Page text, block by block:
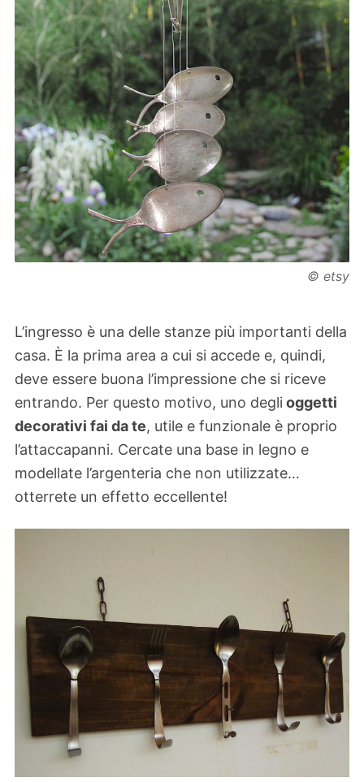
© etsy
L’ingresso è una delle stanze più importanti della
casa. È la prima area a cui si accede e, quindi,
deve essere buona l’impressione che si riceve
entrando. Per questo motivo, uno degli oggetti
decorativi fai da te, utile e funzionale è proprio
l’attaccapanni. Cercate una base in legno e
modellate l’argenteria che non utilizzate…
otterrete un effetto eccellente!